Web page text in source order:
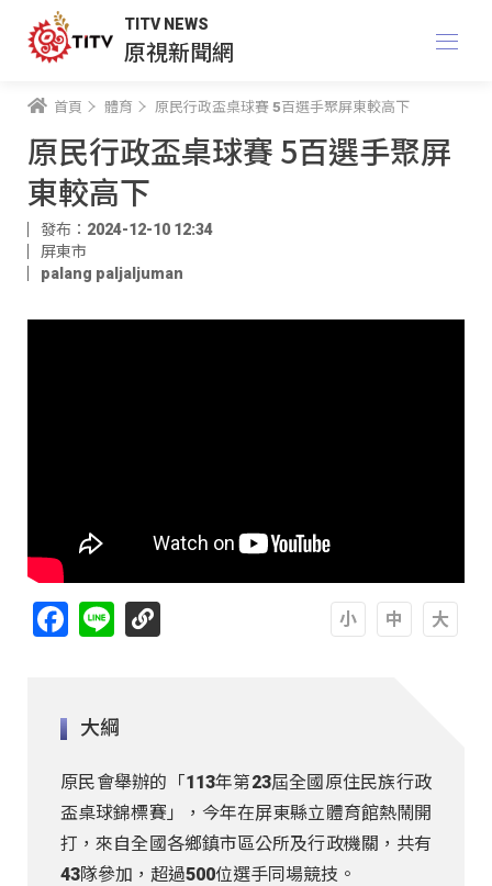
TITV NEWS
原視新聞網
首頁 體育 原民行政盃桌球賽 5百選手聚屏東較高下
原民行政盃桌球賽 5百選手聚屏
東較高下
發布：2024-12-10 12:34
屏東市
palang paljaljuman
Facebook
Line
大綱
原民會舉辦的「113年第23屆全國原住民族行政
盃桌球錦標賽」，今年在屏東縣立體育館熱鬧開
打，來自全國各鄉鎮市區公所及行政機關，共有
43隊參加，超過500位選手同場競技。